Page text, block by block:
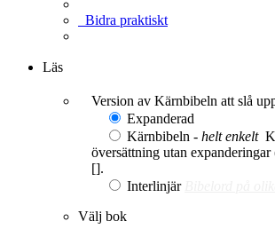
Bidra praktiskt
Läs
Version av Kärnbibeln att slå
Expanderad
Kärnbibeln - helt enkelt
översättning utan
[].
Interlinjär
Välj bok